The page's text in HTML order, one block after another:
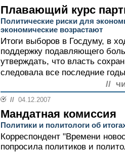
Плавающий курс
Политические риски для
экономические возрастают
Итоги выборов в Госдуму, в
поддержку подавляющего
утверждать, что власть
следовала все последние
//
// 04.12.2007
Мандатная комиссия
Политики и политологи об
Корреспондент "Времени
попросила политиков и